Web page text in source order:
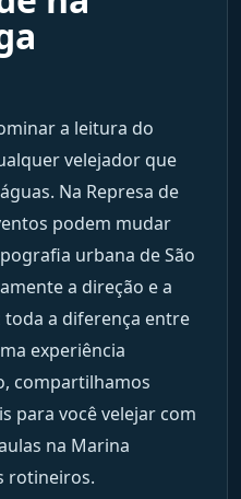
a leitura do
velejador que
Na Represa de
podem mudar
urbana de São
a direção e a
a diferença entre
experiência
compartilhamos
para você velejar com
na Marina
rotineiros.